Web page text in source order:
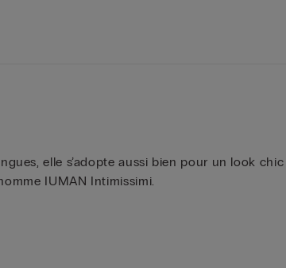
elle s’adopte aussi bien pour un look
IUMAN Intimissimi.